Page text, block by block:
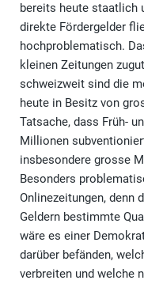
bereits heute staatlich
direkte Fördergelder
hochproblematisch.
kleinen Zeitungen
schweizweit sind die
heute in Besitz von
Tatsache, dass Früh-
Millionen
insbesondere grosse
Besonders
Onlinezeitungen, denn
Geldern bestimmte
wäre es einer
darüber befänden,
verbreiten und welche